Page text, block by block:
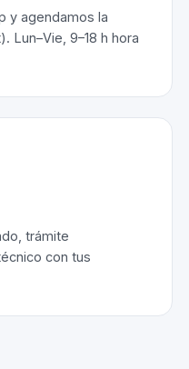
y agendamos la
Lun–Vie, 9–18 h hora
trámite
con tus